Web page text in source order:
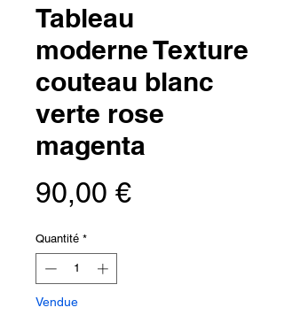
Tableau
moderne Texture
couteau blanc
verte rose
magenta
90,00 €Prix
Quantité *
Vendue